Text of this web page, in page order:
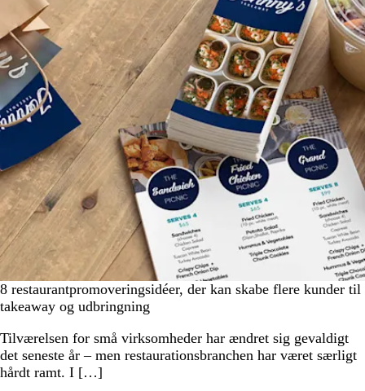
8 restaurantpromoveringsidéer, der kan skabe flere kunder til
takeaway og udbringning
Tilværelsen for små virksomheder har ændret sig gevaldigt
det seneste år – men restaurationsbranchen har været særligt
hårdt ramt. I […]